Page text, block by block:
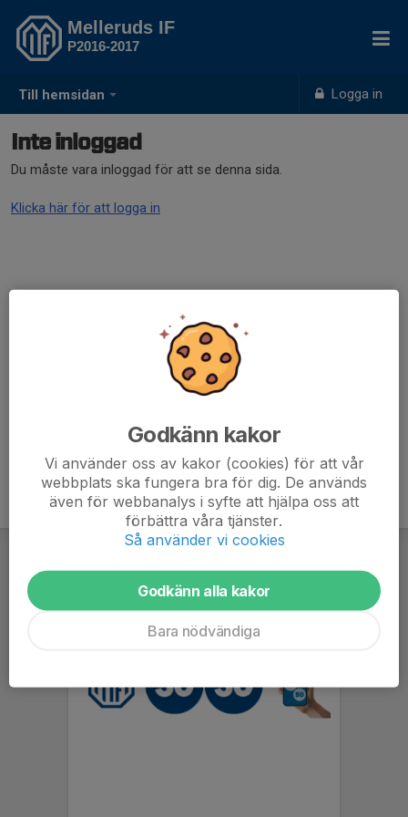
Till hemsidan Logga in
Melleruds IF
P2016-2017
Inte inloggad
Du måste vara inloggad för att se denna sida.
Klicka här för att logga in
Godkänn kakor
Vi använder oss av kakor (cookies) för att vår
webbplats ska fungera bra för dig. De används
även för webbanalys i syfte att hjälpa oss att
förbättra våra tjänster.
Så använder vi cookies
Godkänn alla kakor
Bara nödvändiga